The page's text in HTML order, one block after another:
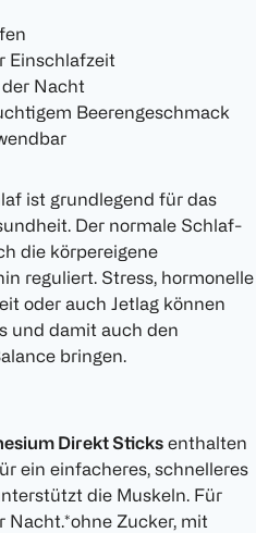
Einschlafzeit
Nacht
Beerengeschmack
ist grundlegend für das
Der normale Schlaf-
die körpereigene
reguliert. Stress, hormonelle
oder auch Jetlag können
und damit auch den
bringen.
Direkt Sticks enthalten
ein einfacheres, schnelleres
die Muskeln. Für
Nacht.*ohne Zucker, mit